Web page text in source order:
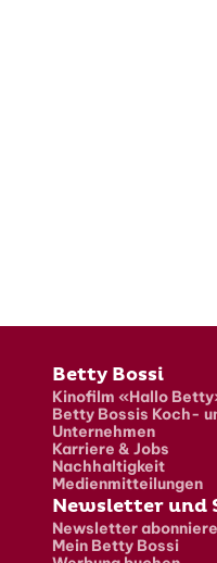
Fusszeile
Betty Bossi
Kinofilm «Hallo
Betty Bossis Koch-
Unternehmen
Karriere & Jobs
Nachhaltigkeit
Medienmitteilungen
Newsletter und
Newsletter
Mein Betty Bossi